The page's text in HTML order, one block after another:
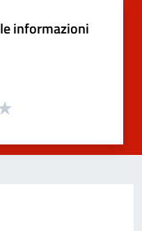
informazioni